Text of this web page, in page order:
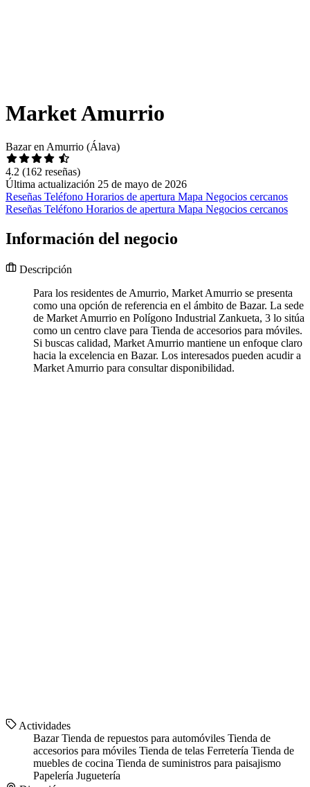
Market Amurrio
Bazar en Amurrio (Álava)
4.2 (162 reseñas)
Última actualización 25 de mayo de 2026
Reseñas Teléfono Horarios de apertura Mapa Negocios cercanos
Reseñas Teléfono Horarios de apertura Mapa Negocios cercanos
Información del negocio
Descripción
Para los residentes de Amurrio, Market Amurrio se presenta
como una opción de referencia en el ámbito de Bazar. La sede
de Market Amurrio en Polígono Industrial Zankueta, 3 lo sitúa
como un centro clave para Tienda de accesorios para móviles.
Si buscas calidad, Market Amurrio mantiene un enfoque claro
hacia la excelencia en Bazar. Los interesados pueden acudir a
Market Amurrio para consultar disponibilidad.
Actividades
BazarTienda de repuestos para automóviles Tienda de
accesorios para móviles Tienda de telas Ferretería Tienda de
muebles de cocina Tienda de suministros para paisajismo
Papelería Juguetería